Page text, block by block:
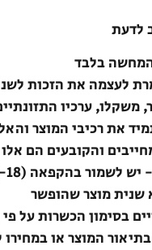
לדעת
בלבד
לעצמה את הזכות
משקלו, ערכיו
את רכיבי המוצר
והקובעים הם
בהקפאה (18-) מעלות צלזיוס
שנית מוצר שהופשר
בסימון הכשרות על
המוצר או